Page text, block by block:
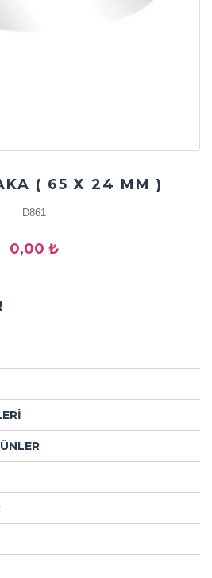
( 65 X 24 MM )
D861
0,00 ₺